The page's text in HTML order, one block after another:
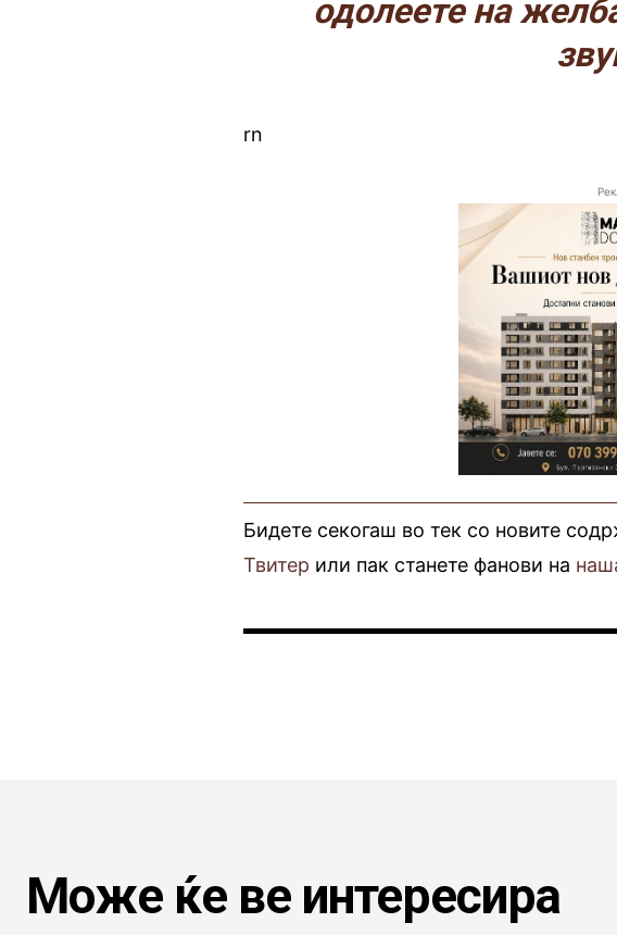
одолеете на
rn
Бидете секогаш во тек со новите
Твитер или пак станете фанови на
Може ќе ве интересира